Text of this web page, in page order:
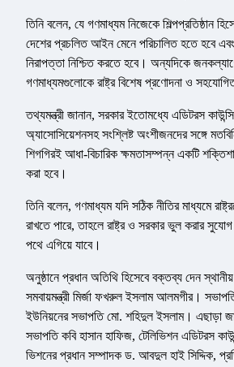
তিনি বলেন, যে গণমাধ্যম নিজেকে শিল্পপ্রতিষ্ঠান
দেশের প্রচলিত আইন মেনে পরিচালিত হতে হবে
নিরাপত্তা নিশ্চিত করতে হবে। অন্যদিকে
গণমাধ্যমগুলোকে রাষ্ট্র বিশেষ প্রণোদনা ও
তথ্যমন্ত্রী জানান, সরকার ইতোমধ্যে এডিটরস
অ্যাসোসিয়েশনসহ সংশ্লিষ্ট অংশীজনদের সঙ্গে
শিগগিরই আধা-বিচারিক ক্ষমতাসম্পন্ন একটি
করা হবে।
তিনি বলেন, গণমাধ্যম যদি সঠিক নীতির মাধ্যমে
রাখতে পারে, তাহলে রাষ্ট্র ও সরকার ভুল করার
পথে এগিয়ে যাবে।
অনুষ্ঠানে প্রধান অতিথি হিসেবে বক্তব্য দেন
সমবায়মন্ত্রী মির্জা ফখরুল ইসলাম আলমগীর।
ইউনিয়নের সভাপতি মো. শহিদুল ইসলাম। এছাড়া
সভাপতি কবি হাসান হাফিজ, টেলিভিশন এডিটরস
ভিশনের প্রধান সম্পাদক ড. আবদুল হাই সিদ্দিক,